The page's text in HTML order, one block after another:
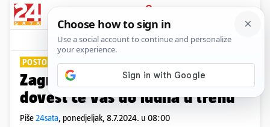
PRIJAVA
Lifestyle Komentari
POSTOJI VIŠE VARIJACIJA
Zagrljaj strasti: 'Lotos' poza
dovest će vas do ludila u trenu
Piše24sata, ponedjeljak, 8.7.2024. u 08:00